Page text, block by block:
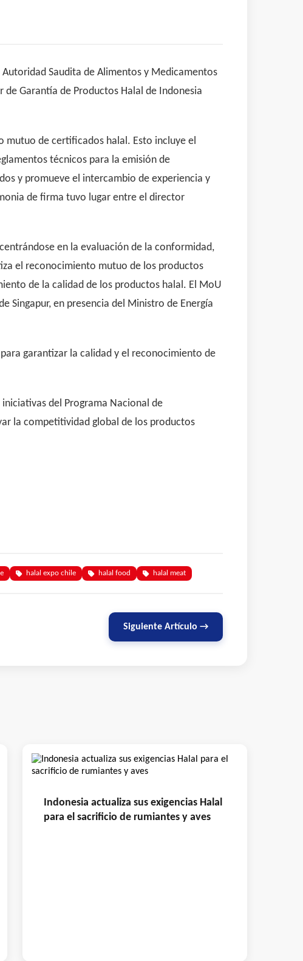
Saudita de Alimentos y Medicamentos
Garantía de Productos Halal de Indonesia
de certificados halal. Esto incluye el
técnicos para la emisión de
y promueve el intercambio de experiencia y
de firma tuvo lugar entre el director
en la evaluación de la conformidad,
el reconocimiento mutuo de los productos
de la calidad de los productos halal. El MoU
Singapur, en presencia del Ministro de Energía
garantizar la calidad y el reconocimiento de
iniciativas del Programa Nacional de
la competitividad global de los productos
halal expo chile halal food halal meat
Siguiente Artículo →
Indonesia actualiza sus exigencias Halal
para el sacrificio de rumiantes y aves